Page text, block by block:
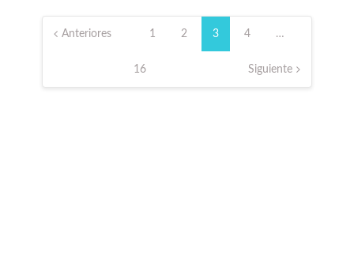
Paginación
de Anteriores 1 2 3 4 …
16 Siguiente